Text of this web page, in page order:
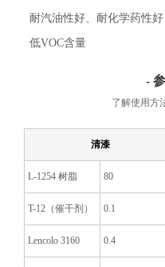
耐汽油性好、耐化学药性好
低VOC含量
-
了解使用方
清漆
L-1254 树脂 80
T-12（催干剂） 0.1
Lencolo 3160 0.4